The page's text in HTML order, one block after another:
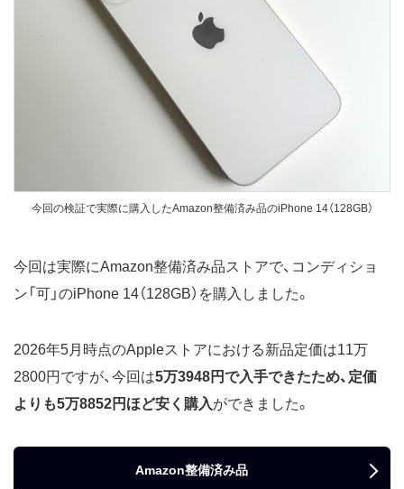
今回の検証で実際に購入したAmazon整備済み品のiPhone 14（128GB）
今回は実際にAmazon整備済み品ストアで、コンディショ
ン「可」のiPhone 14（128GB）を購入しました。
2026年5月時点のAppleストアにおける新品定価は11万
2800円ですが、今回は5万3948円で入手できたため、定価
よりも5万8852円ほど安く購入ができました。
Amazon整備済み品